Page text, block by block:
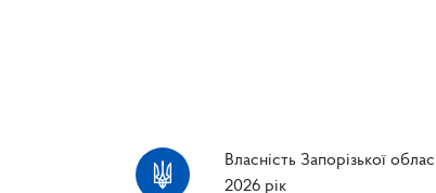
Власність Запорізької
2026 рік